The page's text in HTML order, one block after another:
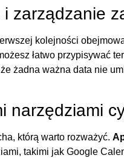
zarządzanie
kolejności
łatwo przypisywać
żadna ważna data nie
narzędziami
którą warto rozważyć.
takimi jak Google